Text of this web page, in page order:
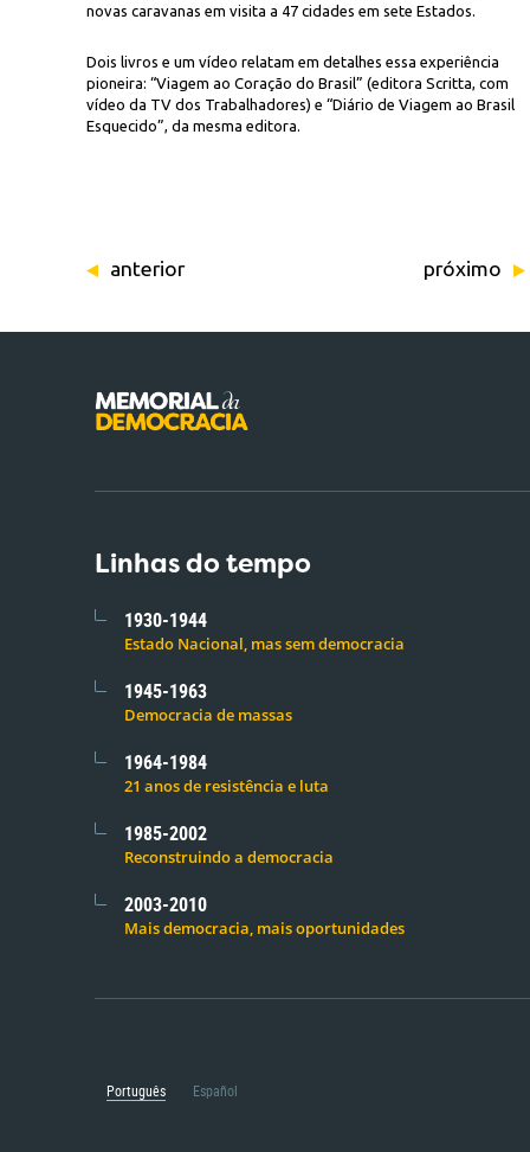
novas caravanas em visita a 47 cidades em sete Estados.
Dois livros e um vídeo relatam em detalhes essa experiência
pioneira: “Viagem ao Coração do Brasil” (editora Scritta, com
vídeo da TV dos Trabalhadores) e “Diário de Viagem ao Brasil
Esquecido”, da mesma editora.
anterior próximo
Linhas do tempo
1930-1944
Estado Nacional, mas sem democracia
1945-1963
Democracia de massas
1964-1984
21 anos de resistência e luta
1985-2002
Reconstruindo a democracia
2003-2010
Mais democracia, mais oportunidades
Português Español